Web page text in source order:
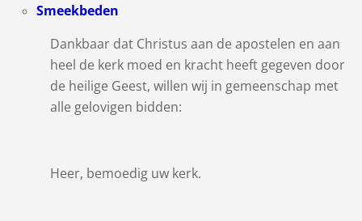
Smeekbeden
Dankbaar dat Christus aan de apostelen en aan
heel de kerk moed en kracht heeft gegeven door
de heilige Geest, willen wij in gemeenschap met
alle gelovigen bidden:
Heer, bemoedig uw kerk.